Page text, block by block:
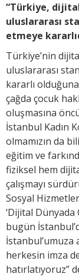
“Türkiye,
uluslararası
etmeye
Türkiye’nin
uluslararası
kararlı
çağda çocuk
oluşmasına
İstanbul Kadın
olmamızın da
eğitim ve
fiziksel hem
çalışmayı
Sosyal
‘Dijital Dünyada
bugün
İstanbul’umuza
herkesin imza
hatırlatıyoruz”